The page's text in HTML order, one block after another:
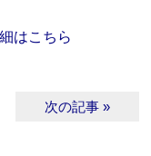
はこちら
次の記事 »